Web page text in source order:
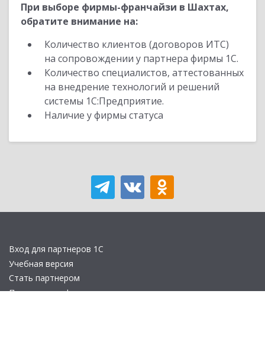
При выборе фирмы-франчайзи в Шахтах,
обратите внимание на:
Количество клиентов (договоров ИТС)
на сопровождении у партнера фирмы 1С.
Количество специалистов, аттестованных
на внедрение технологий и решений
системы 1С:Предприятие.
Наличие у фирмы статуса
Вход для партнеров 1С
Учебная версия
Стать партнером
Политика конфиденциальности